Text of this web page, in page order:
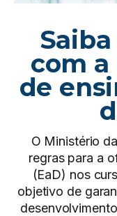
com
de
O Ministério
regras para a
(EaD) nos
objetivo de